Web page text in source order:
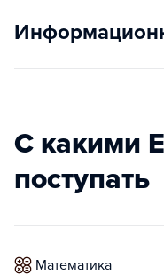
С какими
поступать
математика